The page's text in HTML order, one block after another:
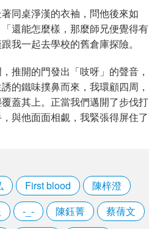
同桌淨漢的衣袖，問他後來如
還能怎麼樣，那麼師兄便覺得有
我一起去學校的舊倉庫探險。
推開的門發出「吱呀」的聲音，
的鐵味撲鼻而來，我環顧四周，
蓋其上。正當我們邁開了步伐打
與他面面相覷，我緊張得屏住了
First blood
陳梓澄
-_- 陳鈺菁
蔡蒨文